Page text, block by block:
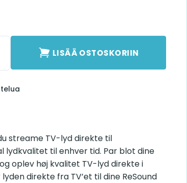
LISÄÄ OSTOSKORIIN
streame TV-lyd direkte til
til enhver tid. Par blot dine
oplev høj kvalitet TV-lyd direkte i
direkte fra TV’et til dine ReSound